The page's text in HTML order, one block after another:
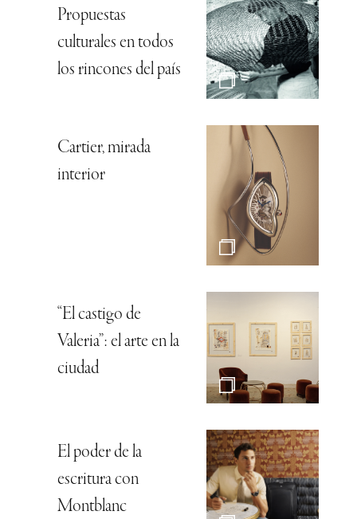
Propuestas
culturales en todos
los rincones del país
Cartier, mirada
interior
“El castigo de
Valeria”: el arte en la
ciudad
El poder de la
escritura con
Montblanc